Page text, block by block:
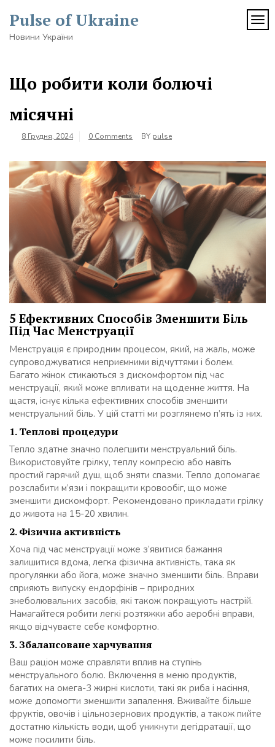
content
Pulse of Ukraine
Новини України
Що робити коли болючі
місячні
8 Грудня, 2024 0 Comments BY pulse
5 Ефективних Способів Зменшити Біль
Під Час Менструації
Менструація є природним процесом, який, на жаль, може
супроводжуватися неприємними відчуттями і болем.
Багато жінок стикаються з дискомфортом під час
менструації, який може впливати на щоденне життя. На
щастя, існує кілька ефективних способів зменшити
менструальний біль. У цій статті ми розглянемо п’ять із них.
1. Теплові процедури
Тепло здатне значно полегшити менструальний біль.
Використовуйте грілку, теплу компресію або навіть
простий гарячий душ, щоб зняти спазми. Тепло допомагає
розслабити м’язи і покращити кровообіг, що може
зменшити дискомфорт. Рекомендовано прикладати грілку
до живота на 15-20 хвилин.
2. Фізична активність
Хоча під час менструації може з’явитися бажання
залишитися вдома, легка фізична активність, така як
прогулянки або йога, може значно зменшити біль. Вправи
сприяють випуску ендорфінів – природних
знеболювальних засобів, які також покращують настрій.
Намагайтеся робити легкі розтяжки або аеробні вправи,
якщо відчуваєте себе комфортно.
3. Збалансоване харчування
Ваш раціон може справляти вплив на ступінь
менструального болю. Включення в меню продуктів,
багатих на омега-3 жирні кислоти, такі як риба і насіння,
може допомогти зменшити запалення. Вживайте більше
фруктів, овочів і цільнозернових продуктів, а також пийте
достатню кількість води, щоб уникнути дегідратації, що
може посилити біль.